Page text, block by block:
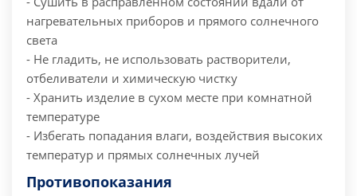
нагревательных приборов и прямого солнечного
света
- Не гладить, не использовать растворители,
отбеливатели и химическую чистку
- Хранить изделие в сухом месте при комнатной
температуре
- Избегать попадания влаги, воздействия высоких
температур и прямых солнечных лучей
Противопоказания